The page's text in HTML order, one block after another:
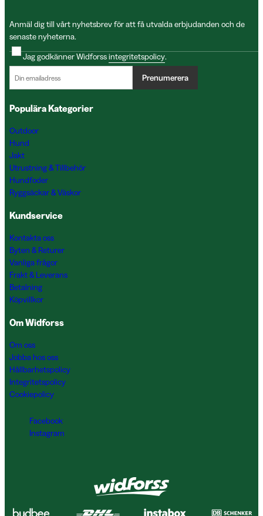
Anmäl dig till vårt nyhetsbrev för att få utvalda erbjudanden och de
senaste nyheterna.
Jag godkänner Widforssintegritetspolicy.
Prenumerera
Populära Kategorier
Outdoor
Hund
Jakt
Utrustning & Tillbehör
Hundfoder
Ryggsäckar & Väskor
Kundservice
Kontakta oss
Byten & Returer
Vanliga frågor
Frakt & Leverans
Betalning
Köpvillkor
Om Widforss
Om oss
Jobba hos oss
Hållbarhetspolicy
Integritetspolicy
Cookiepolicy
Facebook
Instagram